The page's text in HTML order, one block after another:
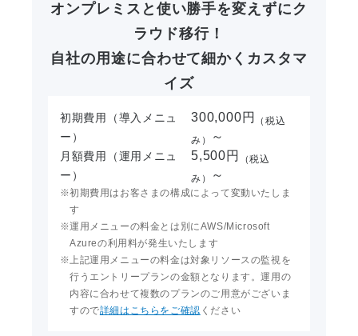
オンプレミスと使い勝手を変えずにク
ラウド移行！
自社の用途に合わせて細かくカスタマ
イズ
初期費用
（導入メニュ
ー）
300,000円
（税込
み）
～
月額費用
（運用メニュ
ー）
5,500円
（税込
み）
～
初期費用はお客さまの構成によって変動いたしま
す
運用メニューの料金とは別にAWS/Microsoft
Azureの利用料が発生いたします
上記運用メニューの料金は対象リソースの監視を
行うエントリープランの金額となります。運用の
内容に合わせて複数のプランのご用意がございま
すので詳細はこちらをご確認 ください